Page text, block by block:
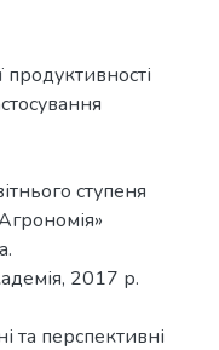
ступеня
2017 р.
та перспективні